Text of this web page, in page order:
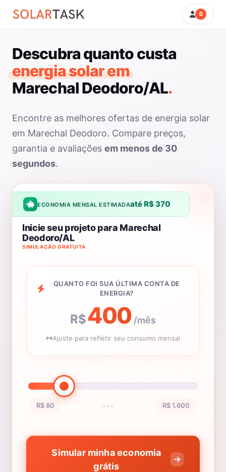
0
Descubra quanto custa
energia solar em
Marechal Deodoro/AL.
Encontre as melhores ofertas de energia solar
em Marechal Deodoro. Compare preços,
garantia e avaliações em menos de 30
segundos.
ECONOMIA MENSAL ESTIMADAaté R$ 370
SIMULAÇÃO GRATUITA
Inicie seu projeto para Marechal
Deodoro/AL
QUANTO FOI SUA ÚLTIMA CONTA DE
ENERGIA?
R$400 /mês
Ajuste para refletir seu consumo mensal
R$ 80 ••• R$ 1.600
Simular minha economia
grátis